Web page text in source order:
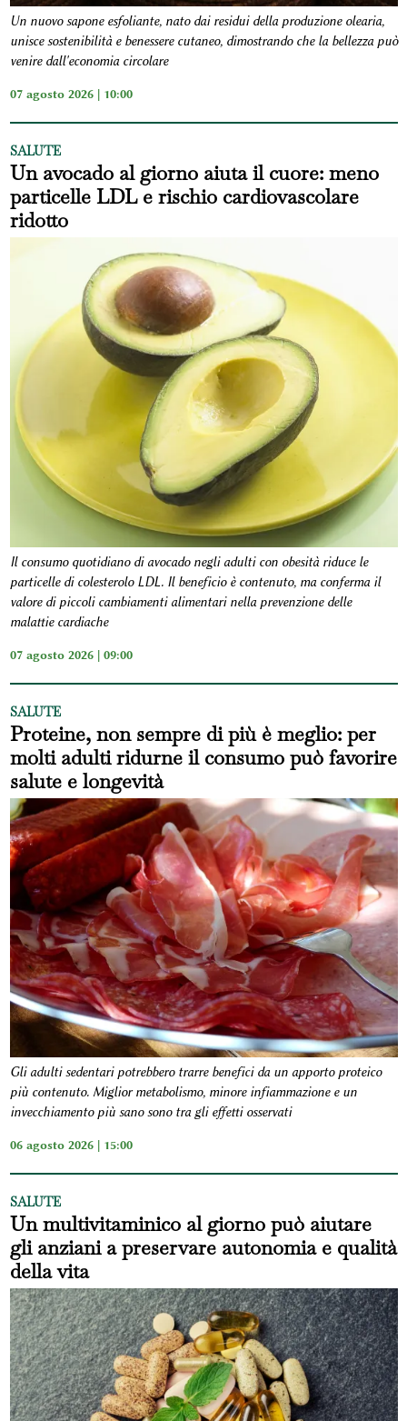
Un nuovo sapone esfoliante, nato dai residui della produzione olearia,
unisce sostenibilità e benessere cutaneo, dimostrando che la bellezza può
venire dall'economia circolare
07 agosto 2026 | 10:00
SALUTE
Un avocado al giorno aiuta il cuore: meno
particelle LDL e rischio cardiovascolare
ridotto
Il consumo quotidiano di avocado negli adulti con obesità riduce le
particelle di colesterolo LDL. Il beneficio è contenuto, ma conferma il
valore di piccoli cambiamenti alimentari nella prevenzione delle
malattie cardiache
07 agosto 2026 | 09:00
SALUTE
Proteine, non sempre di più è meglio: per
molti adulti ridurne il consumo può favorire
salute e longevità
Gli adulti sedentari potrebbero trarre benefici da un apporto proteico
più contenuto. Miglior metabolismo, minore infiammazione e un
invecchiamento più sano sono tra gli effetti osservati
06 agosto 2026 | 15:00
SALUTE
Un multivitaminico al giorno può aiutare
gli anziani a preservare autonomia e qualità
della vita